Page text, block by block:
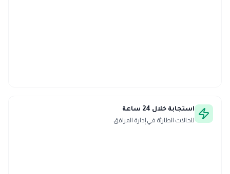
استجابة خلال 24 ساعة
للحالات الطارئة في إدارة المرافق